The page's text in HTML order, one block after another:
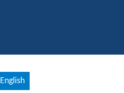
English